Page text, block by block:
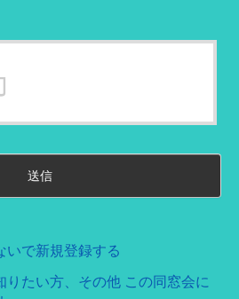
送信
いで新規登録する
りたい方、その他 この同窓会に